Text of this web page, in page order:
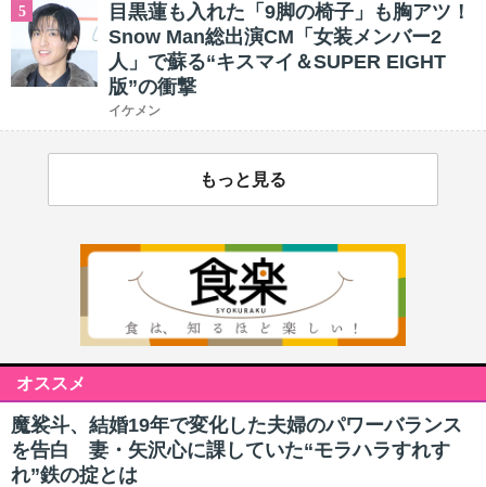
5
目黒蓮も入れた「9脚の椅子」も胸アツ！
Snow Man総出演CM「女装メンバー2
人」で蘇る“キスマイ＆SUPER EIGHT
版”の衝撃
イケメン
もっと見る
オススメ
魔裟斗、結婚19年で変化した夫婦のパワーバランス
を告白 妻・矢沢心に課していた“モラハラすれす
れ”鉄の掟とは